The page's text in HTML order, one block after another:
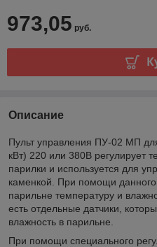
973,05 руб.
Описание
Пульт управления ПУ-02 МП
кВт) 220 или 380В регулирует
парилки и используется для
каменкой. При помощи
парильне температуру и
есть отдельные датчики,
влажность в парильне.
При помощи специального